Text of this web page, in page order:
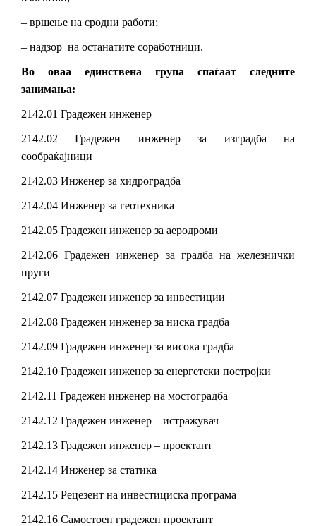
– вршење на сродни работи;
– надзор на останатите соработници.
Во оваа единствена група спаѓаат следните
занимања:
2142.01 Градежен инженер
2142.02 Градежен инженер за изградба на
сообраќајници
2142.03 Инженер за хидроградба
2142.04 Инженер за геотехника
2142.05 Градежен инженер за аеродроми
2142.06 Градежен инженер за градба на железнички
пруги
2142.07 Градежен инженер за инвестиции
2142.08 Градежен инженер за ниска градба
2142.09 Градежен инженер за висока градба
2142.10 Градежен инженер за енергетски постројки
2142.11 Градежен инженер на мостоградба
2142.12 Градежен инженер – истражувач
2142.13 Градежен инженер – проектант
2142.14 Инженер за статика
2142.15 Рецезент на инвестициска програма
2142.16 Самостоен градежен проектант